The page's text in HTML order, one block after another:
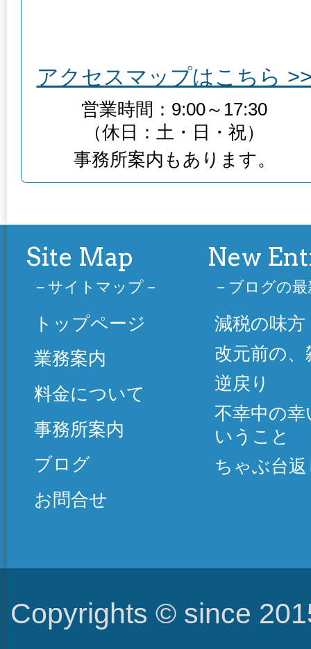
アクセスマップはこちら
営業時間：9:00～17:30
（休日：土・日・祝）
事務所案内もあります。
Site Map
サイトマップ
トップページ
業務案内
料金について
事務所案内
ブログ
お問合せ
New
ブログの最
減税の味方
改元前の、
逆戻り
不幸中の
いうこと
ちゃぶ台
Copyrights © since